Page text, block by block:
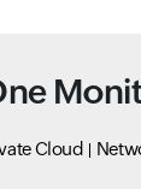
Cloud